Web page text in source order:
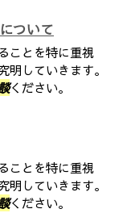
ついて
ことを特に重視
明していきます。
ください。
ことを特に重視
明していきます。
ください。